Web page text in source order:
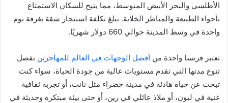
الأطلسي والبحر الأبيض المتوسط، مما يتيح للسكان الاستمتاع
بأجواء الطبيعة والمناظر الخلابة. تبلغ تكلفة استئجار شقة بغرفة نوم
واحدة في وسط المدينة حوالي 660 دولار شهريًا.
تعتبر فرنسا واحدة من أفضل الوجهات في العالم للمهاجرين بفضل
تنوع مدنها التي تقدم مستويات عالية من جودة الحياة، سواء كنت
تبحث عن حياة هادئة في مدينة خضراء مثل نانت، أو تجربة ثقافية
غنية في ليون، أو ملاذ عائلي في رين، أو حتى بيئة مبتكرة وحديثة في